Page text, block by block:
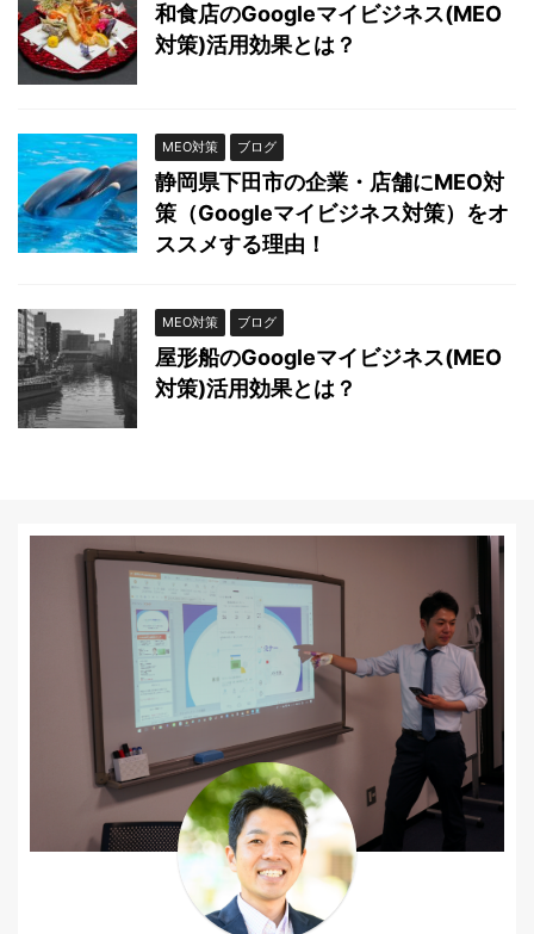
和食店のGoogleマイビジネス(MEO
対策)活用効果とは？
MEO対策 ブログ
静岡県下田市の企業・店舗にMEO対
策（Googleマイビジネス対策）をオ
ススメする理由！
MEO対策 ブログ
屋形船のGoogleマイビジネス(MEO
対策)活用効果とは？